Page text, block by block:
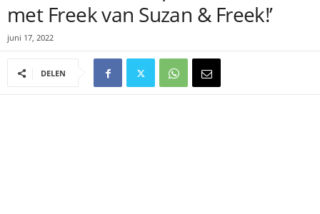
met Freek van Suzan & Freek!’
juni 17, 2022
DELEN